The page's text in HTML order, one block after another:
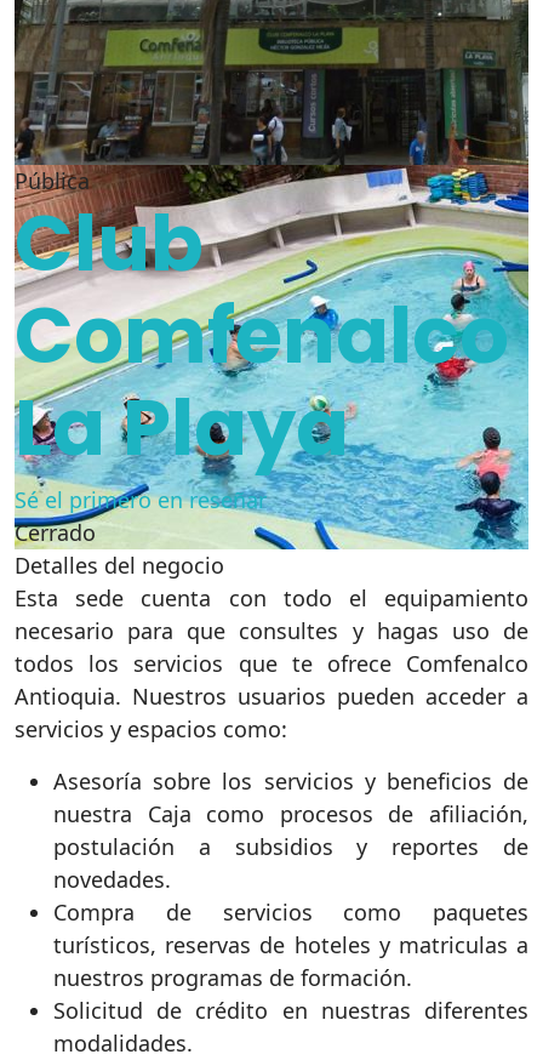
Pública
Club
Comfenalco
La Playa
Sé el primero en reseñar
Cerrado
Detalles del negocio
Esta sede cuenta con todo el equipamiento
necesario para que consultes y hagas uso de
todos los servicios que te ofrece Comfenalco
Antioquia. Nuestros usuarios pueden acceder a
servicios y espacios como:
Asesoría sobre los servicios y beneficios de
nuestra Caja como procesos de afiliación,
postulación a subsidios y reportes de
novedades.
Compra de servicios como paquetes
turísticos, reservas de hoteles y matriculas a
nuestros programas de formación.
Solicitud de crédito en nuestras diferentes
modalidades.